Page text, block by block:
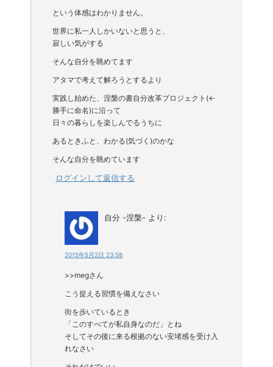
という体感はわかりません。
世界に私一人しかいないと思うと、
寂しい気がする
そんな自分を眺めてます
アタマで考えて解ろうとするより
実践し始めた、涅槃の書自分改革プロジェクト(←
勝手に命名)に沿って
日々の暮らしを楽しんでるうちに
あるときふと、わかる(気づく)のかな
そんな自分を眺めています
ログインして返信する
自分 -涅槃- より:
2015年5月2日 23:58
>>megさん
こう捉える習慣を備えなさい
街を歩いているとき
「このすべてが私自身なのだ」とね
そしてその後に来る根拠のない安堵感を受け入
れなさい